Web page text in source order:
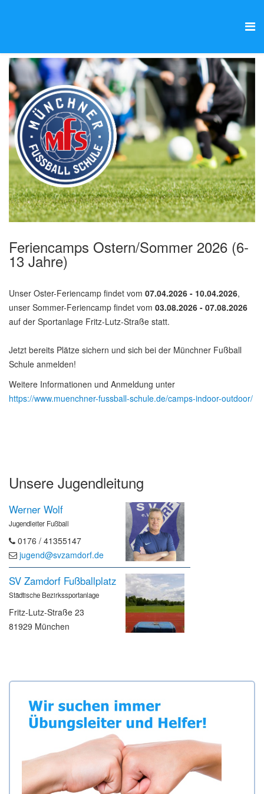
Feriencamps Ostern/Sommer 2026 (6-
13 Jahre)
Unser Oster-Feriencamp findet vom 07.04.2026 - 10.04.2026,
unser Sommer-Feriencamp findet vom 03.08.2026 - 07.08.2026
auf der Sportanlage Fritz-Lutz-Straße statt.
Jetzt bereits Plätze sichern und sich bei der Münchner Fußball
Schule anmelden!
Weitere Informationen und Anmeldung unter
https://www.muenchner-fussball-schule.de/camps-indoor-outdoor/
Unsere Jugendleitung
Werner Wolf
Jugendleiter Fußball
0176 / 41355147
jugend@svzamdorf.de
SV Zamdorf Fußballplatz
Städtische Bezirkssportanlage
Fritz-Lutz-Straße 23
81929 München